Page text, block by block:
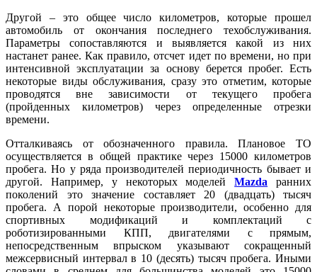
Другой – это общее число километров, которые прошел
автомобиль от окончания последнего техобслуживания.
Параметры сопоставляются и выявляется какой из них
настанет ранее. Как правило, отсчет идет по времени, но при
интенсивной эксплуатации за основу берется пробег. Есть
некоторые виды обслуживания, сразу это отметим, которые
проводятся вне зависимости от текущего пробега
(пройденных километров) через определенные отрезки
времени.
Отталкиваясь от обозначенного правила. Плановое ТО
осуществляется в общей практике через 15000 километров
пробега. Но у ряда производителей периодичность бывает и
другой. Например, у некоторых моделейMazda ранних
поколений это значение составляет 20 (двадцать) тысяч
пробега. А порой некоторые производители, особенно для
спортивных модификаций и комплектаций с
роботизированными КПП, двигателями с прямым,
непосредственным впрыском указывают сокращенный
межсервисный интервал в 10 (десять) тысяч пробега. Иными